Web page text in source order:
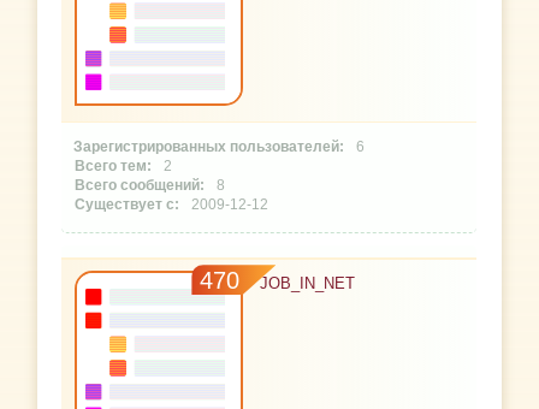
6
2
8
2009-12-12
470 JOB_IN_NET